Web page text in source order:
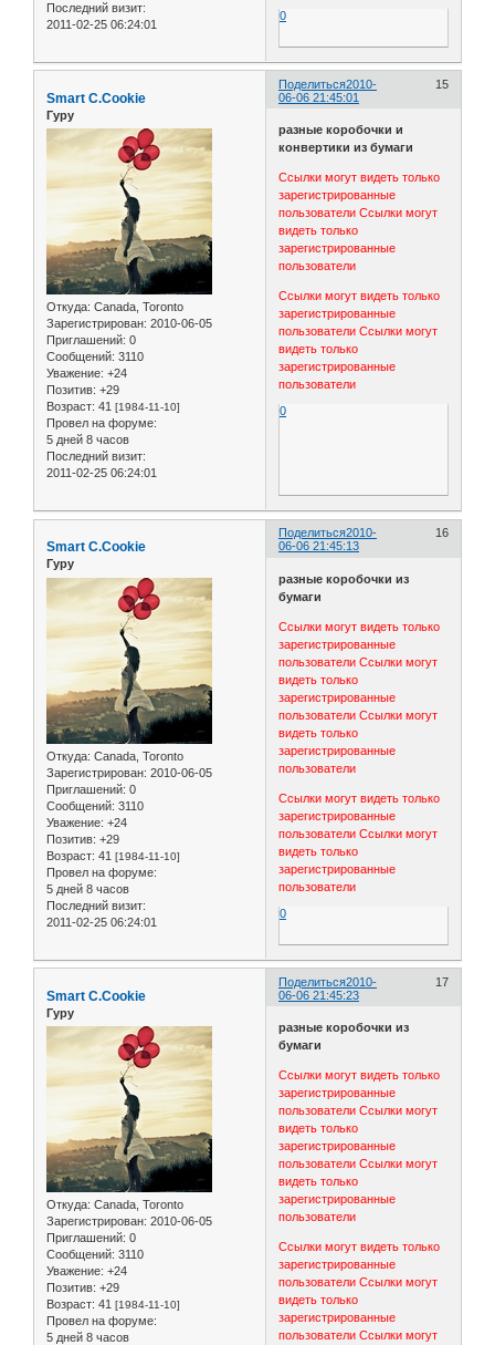
Последний визит:
2011-02-25 06:24:01
0
Поделиться 15
2010-
06-06 21:45:01
Smart C.Cookie
Гуру
Откуда: Canada, Toronto
Зарегистрирован: 2010-06-05
Приглашений: 0
Сообщений: 3110
Уважение: +24
Позитив: +29
Возраст: 41 [1984-11-10]
Провел на форуме:
5 дней 8 часов
Последний визит:
2011-02-25 06:24:01
разные коробочки и
конвертики из бумаги
Ссылки могут видеть только
зарегистрированные
пользователи Ссылки могут
видеть только
зарегистрированные
пользователи
Ссылки могут видеть только
зарегистрированные
пользователи Ссылки могут
видеть только
зарегистрированные
пользователи
0
Поделиться 16
2010-
06-06 21:45:13
Smart C.Cookie
Гуру
Откуда: Canada, Toronto
Зарегистрирован: 2010-06-05
Приглашений: 0
Сообщений: 3110
Уважение: +24
Позитив: +29
Возраст: 41 [1984-11-10]
Провел на форуме:
5 дней 8 часов
Последний визит:
2011-02-25 06:24:01
разные коробочки из
бумаги
Ссылки могут видеть только
зарегистрированные
пользователи Ссылки могут
видеть только
зарегистрированные
пользователи Ссылки могут
видеть только
зарегистрированные
пользователи
Ссылки могут видеть только
зарегистрированные
пользователи Ссылки могут
видеть только
зарегистрированные
пользователи
0
Поделиться 17
2010-
06-06 21:45:23
Smart C.Cookie
Гуру
Откуда: Canada, Toronto
Зарегистрирован: 2010-06-05
Приглашений: 0
Сообщений: 3110
Уважение: +24
Позитив: +29
Возраст: 41 [1984-11-10]
Провел на форуме:
5 дней 8 часов
разные коробочки из
бумаги
Ссылки могут видеть только
зарегистрированные
пользователи Ссылки могут
видеть только
зарегистрированные
пользователи Ссылки могут
видеть только
зарегистрированные
пользователи
Ссылки могут видеть только
зарегистрированные
пользователи Ссылки могут
видеть только
зарегистрированные
пользователи Ссылки могут